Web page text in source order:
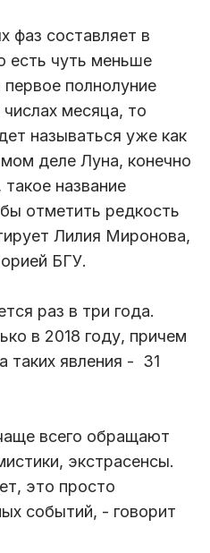
фаз составляет в
есть чуть меньше
полнолуние
месяца, то
называться уже как
деле Луна, конечно
название
отметить редкость
Лилия Миронова,
БГУ.
раз в три года.
в 2018 году, причем
таких явления - 31
всего обращают
экстрасенсы.
это просто
событий, - говорит